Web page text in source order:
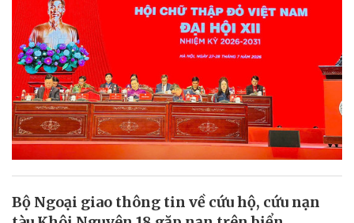
Bộ Ngoại giao thông tin về cứu hộ, cứu nạn